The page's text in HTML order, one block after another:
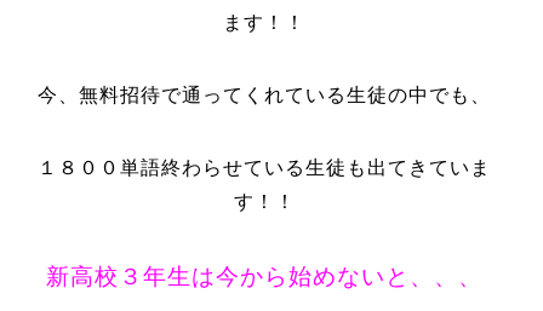
ます！！
今、無料招待で通ってくれている生徒の中でも、
１８００単語終わらせている生徒も出てきていま
す！！
新高校３年生は今から始めないと、、、